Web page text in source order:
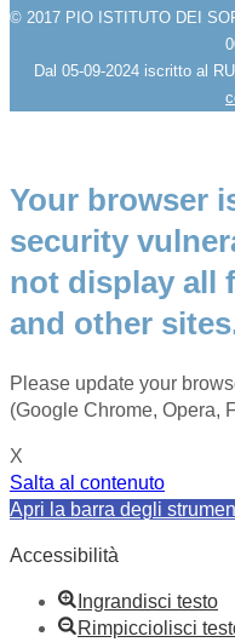
© 2017 PIO ISTITUTO DEI
Dal 05-09-2024 iscritto al
Your browser
security
not display all
and other
Please update your
(Google Chrome, Opera,
X
Salta al contenuto
Apri la barra degli
Accessibilità
Ingrandisci testo
Rimpicciolisci